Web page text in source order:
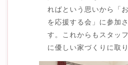
ればという思いから「
を応援する会」に参加
す。これからもスタッ
に優しい家づくりに取